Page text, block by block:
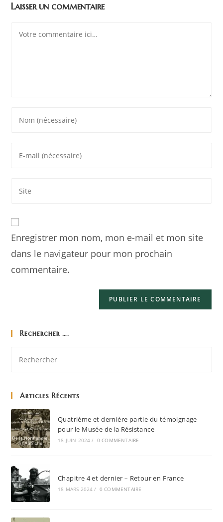
Laisser un commentaire
Enregistrer mon nom, mon e-mail et mon site
dans le navigateur pour mon prochain
commentaire.
Rechercher ….
Articles Récents
Quatrième et dernière partie du témoignage
pour le Musée de la Résistance
18 JUIN 2024 / 0 COMMENTAIRE
Chapitre 4 et dernier – Retour en France
18 MARS 2024 / 0 COMMENTAIRE